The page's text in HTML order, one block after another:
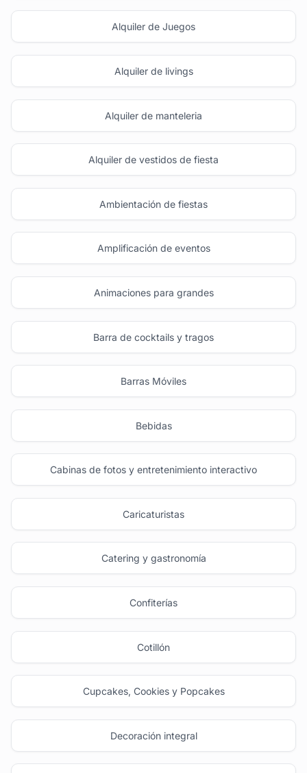
Alquiler de Juegos
Alquiler de livings
Alquiler de manteleria
Alquiler de vestidos de fiesta
Ambientación de fiestas
Amplificación de eventos
Animaciones para grandes
Barra de cocktails y tragos
Barras Móviles
Bebidas
Cabinas de fotos y entretenimiento interactivo
Caricaturistas
Catering y gastronomía
Confiterías
Cotillón
Cupcakes, Cookies y Popcakes
Decoración integral